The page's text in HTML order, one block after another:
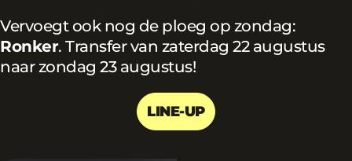
Vervoegt ook nog de ploeg op zondag:
Ronker. Transfer van zaterdag 22 augustus
naar zondag 23 augustus!
LINE-UP